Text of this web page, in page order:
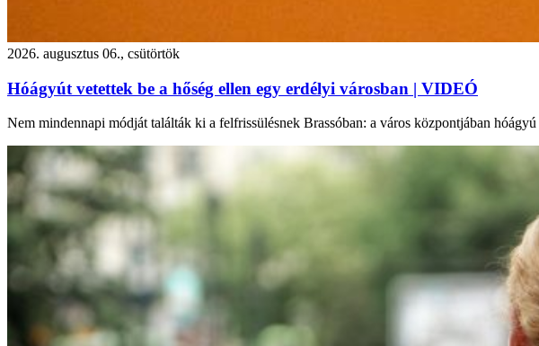
2026. augusztus 06., csütörtök
Hóágyút vetettek be a hőség ellen egy erdélyi városban | VIDEÓ
Nem mindennapi módját találták ki a felfrissülésnek Brassóban: a város központjában